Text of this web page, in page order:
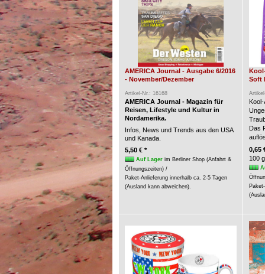
AMERICA Journal - Ausgabe 6/2016
- November/Dezember
Artikel-Nr.: 16168
AMERICA Journal - Magazin für
Reisen, Lifestyle und Kultur in
Nordamerika.
Infos, News und Trends aus den USA
und Kanada.
5,50 € *
Auf Lagerim Berliner Shop (Anfahrt &
Öffnungszeiten) /
Paket-Anlieferung innerhalb ca. 2-5 Tagen
(Ausland kann abweichen).
Soft
Das
0,65
100